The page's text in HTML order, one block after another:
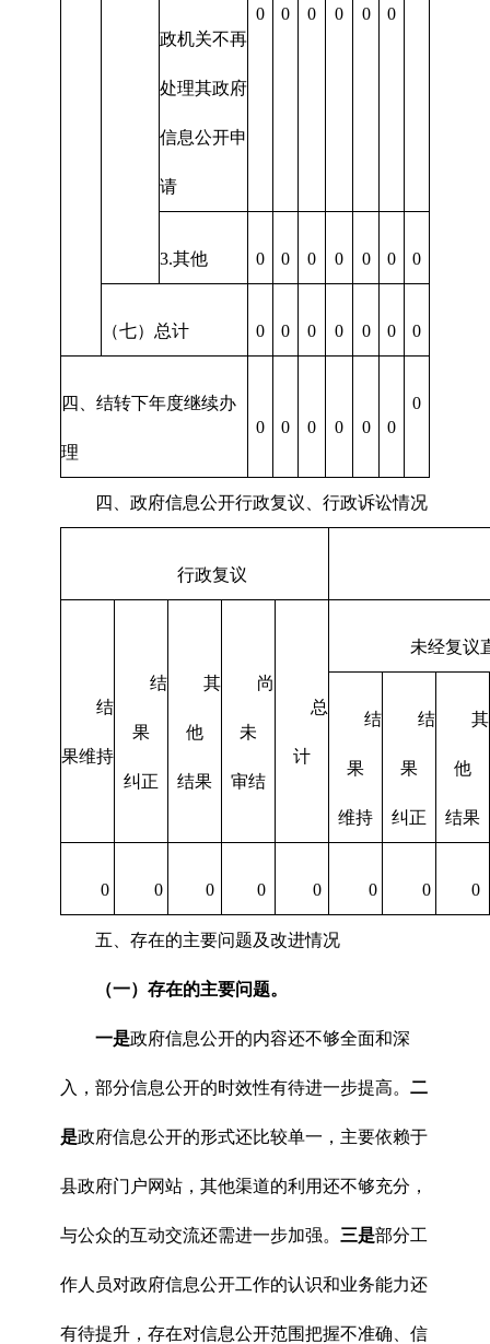
政机关不再
处理其政府
信息公开申
请
0 0 0 0 0 0
3.其他 0 0 0 0 0 0 0
（七）总计 0 0 0 0 0 0 0
四、结转下年度继续办
理
0 0 0 0 0 0
0
四、政府信息公开行政复议、行政诉讼情况
行政复议
结
果维持
结
果
纠正
其
他
结果
尚
未
审结
总
计
未经复议
结
果
维持
结
果
纠正
其
他
结果
0 0 0 0 0 0 0 0
五、存在的主要问题及改进情况
（一）存在的主要问题。
一是政府信息公开的内容还不够全面和深
入，部分信息公开的时效性有待进一步提高。 二
是政府信息公开的形式还比较单一，主要依赖于
县政府门户网站，其他渠道的利用还不够充分，
与公众的互动交流还需进一步加强。 三是部分工
作人员对政府信息公开工作的认识和业务能力还
有待提升，存在对信息公开范围把握不准确、信